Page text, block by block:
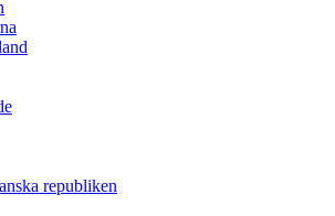
republiken